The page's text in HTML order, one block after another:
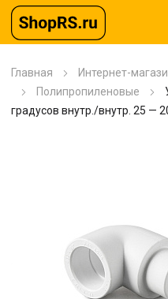
Главная Интернет-
Полипропиленовые
градусов внутр./внутр. 25 —